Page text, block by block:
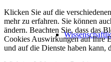
Klicken Sie auf die
mehr zu erfahren. Sie können
ändern. Beachten Sie, dass das
Cookies Auswirkungen auf Ihre
und auf die Dienste haben kann,